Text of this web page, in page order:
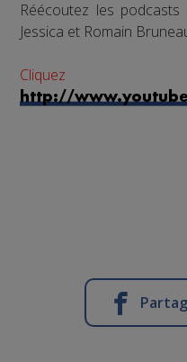
Réécoutez les
Jessica et Romain
Cliquez
http://